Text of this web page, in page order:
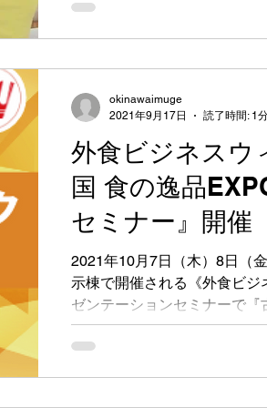
外食ビジネスウ
国 食の逸品
セミナー』開催
2021年10月7日（木）8日（
示棟で開催される《外食ビ
ゼンテーションセミナーで
い泡盛でもないIMUGE . に
ロジェクトリーダー 請福酒造(
okinawaimuge
2021年9月17日
読了時間: 1